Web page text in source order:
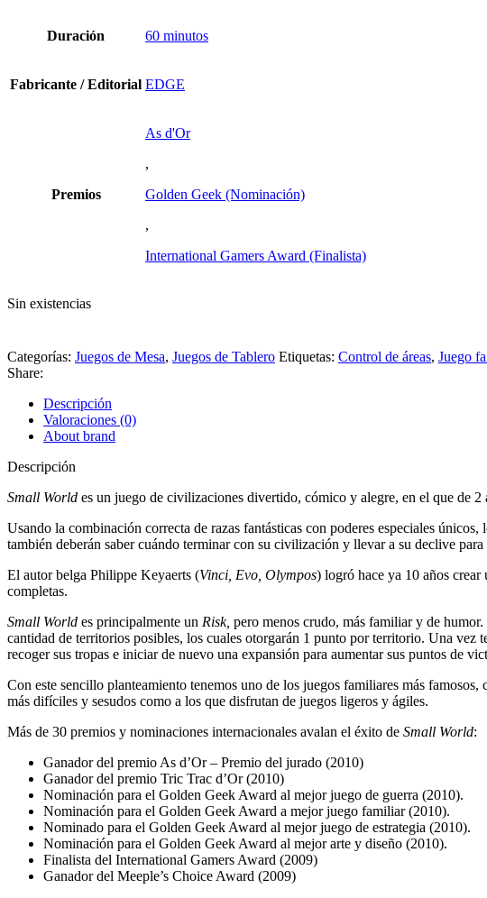
Duración 60 minutos
Fabricante / Editorial EDGE
Premios
As d'Or
,
Golden Geek (Nominación)
,
International Gamers Award (Finalista)
Sin existencias
Categorías: Juegos de Mesa, Juegos de Tablero Etiquetas: Control de áreas, Juego
Share:
Descripción
Valoraciones (0)
About brand
Descripción
Small World es un juego de civilizaciones divertido, cómico y alegre, en el que de
Usando la combinación correcta de razas fantásticas con poderes especiales
también deberán saber cuándo terminar con su civilización y llevar a su declive
El autor belga Philippe Keyaerts (Vinci, Evo, Olympos) logró hace ya 10 años
completas.
Small World es principalmente un Risk, pero menos crudo, más familiar y de
cantidad de territorios posibles, los cuales otorgarán 1 punto por territorio. Una
recoger sus tropas e iniciar de nuevo una expansión para aumentar sus puntos de
Con este sencillo planteamiento tenemos uno de los juegos familiares más famosos,
más difíciles y sesudos como a los que disfrutan de juegos ligeros y ágiles.
Más de 30 premios y nominaciones internacionales avalan el éxito de Small World:
Ganador del premio As d’Or – Premio del jurado (2010)
Ganador del premio Tric Trac d’Or (2010)
Nominación para el Golden Geek Award al mejor juego de guerra (2010).
Nominación para el Golden Geek Award a mejor juego familiar (2010).
Nominado para el Golden Geek Award al mejor juego de estrategia (2010).
Nominación para el Golden Geek Award al mejor arte y diseño (2010).
Finalista del International Gamers Award (2009)
Ganador del Meeple’s Choice Award (2009)